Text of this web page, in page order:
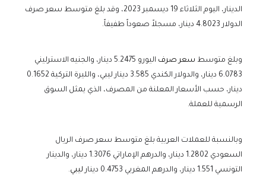
الدينار، اليوم الثلاثاء 19 ديسمبر 2023، وقد بلغ متوسط سعر صرف
الدولار 4.8023 دينار، مسجلاً صعوداً طفيفاً.
وبلغ متوسط سعر صرف
اليورو 5.2475 دينار، والجنيه الاسترليني
6.0783 دينار، والدولار الكندي 3.585 دينار ليبي، والليرة التركية 0.1652
دينار، حسب الأسعار المعلنة من المصرف، الذي يمثل السوق
الرسمية للعملة.
وبالنسبة للعملات العربية بلغ متوسط سعر صرف الريال
السعودي 1.2802 دينار، والدرهم الإماراتي 1.3076 دينار، والدينار
التونسي 1.551 دينار، والدرهم المغربي 0.4753 دينار
ليبي.